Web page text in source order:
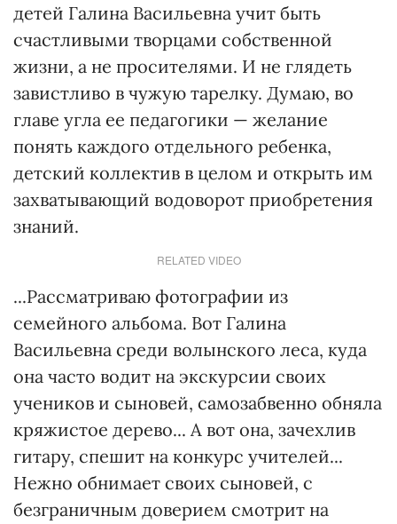
детей Галина Васильевна учит быть
счастливыми творцами собственной
жизни, а не просителями. И не глядеть
завистливо в чужую тарелку. Думаю, во
главе угла ее педагогики — желание
понять каждого отдельного ребенка,
детский коллектив в целом и открыть им
захватывающий водоворот приобретения
знаний.
RELATED VIDEO
...Рассматриваю фотографии из
семейного альбома. Вот Галина
Васильевна среди волынского леса, куда
она часто водит на экскурсии своих
учеников и сыновей, самозабвенно обняла
кряжистое дерево... А вот она, зачехлив
гитару, спешит на конкурс учителей...
Нежно обнимает своих сыновей, с
безграничным доверием смотрит на